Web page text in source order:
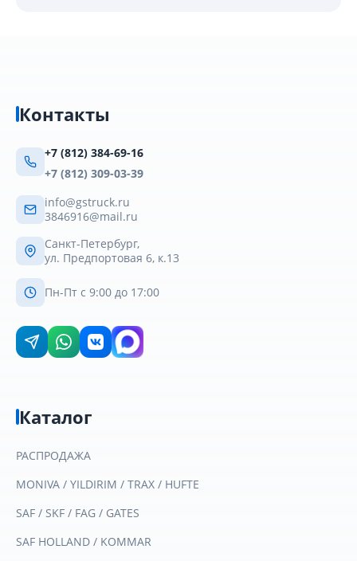
Контакты
+7 (812) 384-69-16
+7 (812) 309-03-39
info@gstruck.ru
3846916@mail.ru
Санкт-Петербург,
ул. Предпортовая 6, к.13
Пн-Пт с 9:00 до 17:00
Каталог
РАСПРОДАЖА
MONIVA / YILDIRIM / TRAX / HUFTE
SAF / SKF / FAG / GATES
SAF HOLLAND / KOMMAR